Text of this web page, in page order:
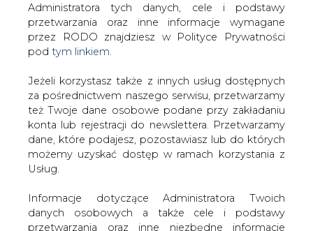
WŁĄCZ CIRE.TV
Administratora tych danych, cele i podstawy
przetwarzania oraz inne informacje wymagane
przez RODO znajdziesz w Polityce Prywatności
pod tym linkiem.
Jeżeli korzystasz także z innych usług dostępnych
za pośrednictwem naszego serwisu, przetwarzamy
też Twoje dane osobowe podane przy zakładaniu
konta lub rejestracji do newslettera. Przetwarzamy
dane, które podajesz, pozostawiasz lub do których
możemy uzyskać dostęp w ramach korzystania z
Usług.
Informacje dotyczące Administratora Twoich
danych osobowych a także cele i podstawy
przetwarzania oraz inne niezbędne informacje
Strona główna RYNEK GAZU /
Średnia produkcja
Serinusa w III kw. wzrosła o 2 proc.
2015-10-19 00:00
skomentuj
udostępnij: